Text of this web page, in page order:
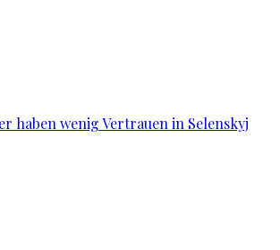
haben wenig Vertrauen in Selenskyj